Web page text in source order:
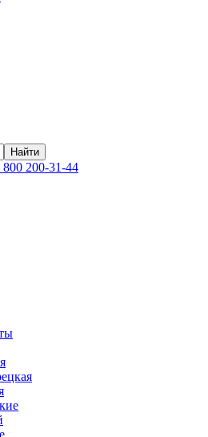
Найти
800 200-31-44